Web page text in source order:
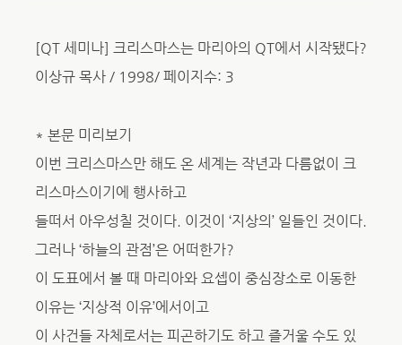
[QT 세미나] 크리스마스는 마리아의 QT에서 시작됐다?
이상규 목사 / 1998/ 페이지수: 3
* 본문 미리보기
이번 크리스마스만 해도 온 세계는 작년과 다름없이 크
리스마스이기에 행사하고
들떠서 아우성칠 것이다. 이것이 ‘지상의’ 일들인 것이다.
그러나 ‘하늘의 관점’은 어떠한가?
이 도표에서 볼 때 마리아와 요셉이 중심장소로 이동한
이유는 ‘지상적 이유’에서이고
이 사건들 자체로서는 피곤하기도 하고 즐거울 수도 있